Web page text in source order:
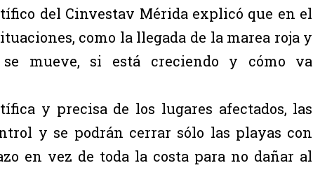
del Cinvestav Mérida explicó que en el
como la llegada de la marea roja y
se mueve, si está creciendo y cómo va
y precisa de los lugares afectados, las
y se podrán cerrar sólo las playas con
en vez de toda la costa para no dañar al